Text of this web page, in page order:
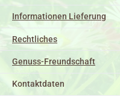
Informationen Lieferung
Rechtliches
Genuss-Freundschaft
Kontaktdaten